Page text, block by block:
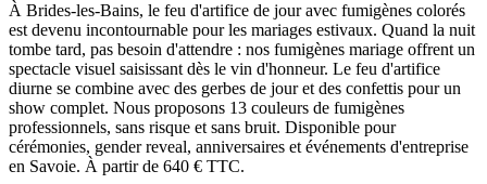
À Brides-les-Bains, le feu d'artifice de jour avec fumigènes colorés
est devenu incontournable pour les mariages estivaux. Quand la nuit
tombe tard, pas besoin d'attendre : nos fumigènes mariage offrent un
spectacle visuel saisissant dès le vin d'honneur. Le feu d'artifice
diurne se combine avec des gerbes de jour et des confettis pour un
show complet. Nous proposons 13 couleurs de fumigènes
professionnels, sans risque et sans bruit. Disponible pour
cérémonies, gender reveal, anniversaires et événements d'entreprise
en Savoie. À partir de 640 € TTC.